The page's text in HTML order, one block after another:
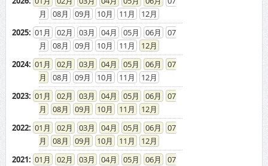
08
09 10 11
12
2025: 01 02 03 04 05 06
07
08
09 10 11
12
2024: 01 02 03 04 05 06
07
08
09 10 11
12
2023: 01 02 03 04 05 06
07
08
09 10 11
12
2022: 01 02 03 04 05 06
07
08
09 10 11
12
2021: 01 02 03 04 05 06
07